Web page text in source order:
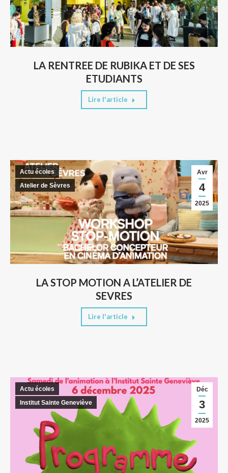
LA RENTREE DE RUBIKA ET DE SES
ETUDIANTS
Lire l'article
LA STOP MOTION A L’ATELIER DE
SEVRES
Avr
4
2025
Actu écoles
Atelier de Sèvres
Lire l'article
Déc
3
2025
Actu écoles
Institut Sainte Geneviève